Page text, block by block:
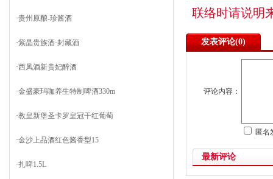
·贵州原酿-珍酱酒
·紫晶贵族酒·封藏酒
·西凤酒新贵妃醉酒
·金盛豪玛咖养生特制啤酒330m
·教皇新堡圣卡罗皇冠干红葡萄
·金沙上品酒红色酱香型15
·扎啤1.5L
联络时请说明
发表评论(0)
评论内容：
匿
最新评论